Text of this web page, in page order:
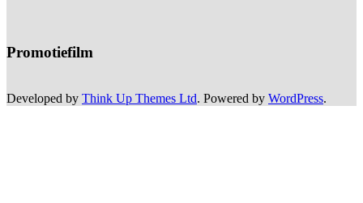
Promotiefilm
Developed by Think Up Themes Ltd. Powered by WordPress.